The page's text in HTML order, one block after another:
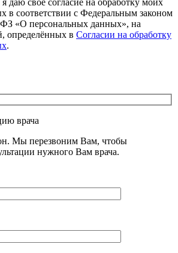
даю своё согласие на обработку моих
в соответствии с Федеральным законом
«О персональных данных», на
определённых в Согласии на обработку
.
врача
Мы перезвоним Вам, чтобы
нужного Вам врача.